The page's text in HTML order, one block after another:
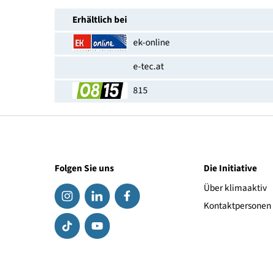
Link zum Hersteller
EAN-Nummer
Erhältlich bei